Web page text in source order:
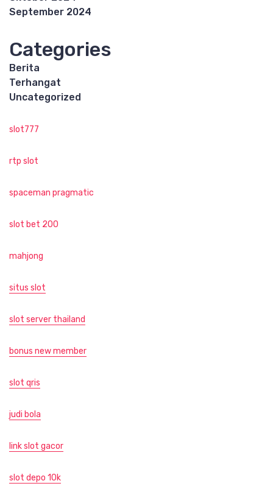
September 2024
Categories
Berita
Terhangat
Uncategorized
slot777
rtp slot
spaceman pragmatic
slot bet 200
mahjong
situs slot
slot server thailand
bonus new member
slot qris
judi bola
link slot gacor
slot depo 10k